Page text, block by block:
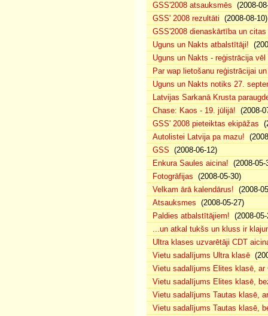
GSS'2008 atsauksmēs (2008-
GSS' 2008 rezultāti (2008-08-10)
GSS'2008 dienaskārtība un
Uguns un Nakts atbalstītāji!
Uguns un Nakts - reģistrācija
Par wap lietošanu reģistrācijai
Uguns un Nakts notiks 27.
Latvijas Sarkanā Krusta
Chase: Kaos - 19. jūlijā! (2008-
GSS' 2008 pieteiktas ekipāžas
Autolistei Latvija pa mazu!
GSS (2008-06-12)
Enkura Saules aicina! (2008-05-
Fotogrāfijas (2008-05-30)
Velkam ārā kalendārus! (2008-
Atsauksmes (2008-05-27)
Paldies atbalstītājiem! (2008-
...un atkal tukšs un kluss ir
Ultra klases uzvarētāji CDT
Vietu sadalījums Ultra klasē
Vietu sadalījums Elites klasē, ar
Vietu sadalījums Elites klasē,
Vietu sadalījums Tautas klasē,
Vietu sadalījums Tautas klasē,